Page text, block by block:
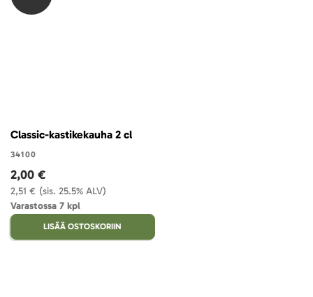
Classic-kastikekauha 2 cl
34100
(sis. 25.5% ALV)
2,51 €
2,00 €
Varastossa 7 kpl
LISÄÄ OSTOSKORIIN